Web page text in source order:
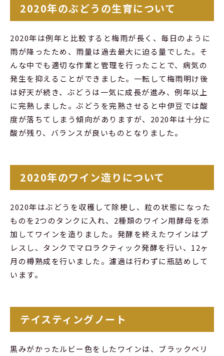
2020年のぶどうの生育について
2020年は例年と比較すると梅雨が長く、毎日のように
雨が降ったため、雨量は過去最大に迫る量でした。そ
んな中でも適切な作業と管理を行ったことで、病気の
発生を抑えることができました。一転して梅雨明け後
は好天が続き、ぶどうは一気に成長が進み、例年以上
に完熟しました。ぶどうを完熟させると中伊豆では酸
度が落ちてしまう傾向がありますが、2020年は十分に
酸が残り、バランスが良いものとなりました。
2020年のワイン造りについて
2020年はぶどうを収穫して除梗し、粒の状態になった
ものを2つのタンクに入れ、2種類のワイン用酵母を添
加してワインを造りました。発酵を終えたワインはプ
レスし、タンクでマロラクティック発酵を行い、12ヶ
月の樽熟成を行いました。濾過は行わずに瓶詰めして
います。
テイスティングノート
黒みがかったルビー色をしたワインは、ブラックベリ